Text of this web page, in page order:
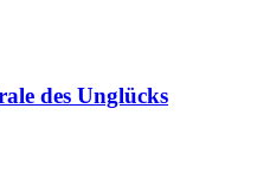
des Unglücks